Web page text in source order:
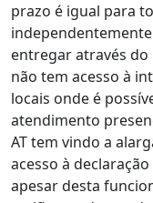
prazo é igual para
entregar através do
não tem acesso à
locais onde é
atendimento
AT tem vindo a
acesso à
apesar desta